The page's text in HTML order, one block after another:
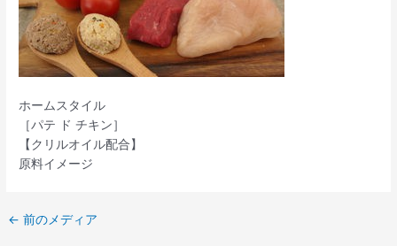
ホームスタイル
［パテ ド チキン］
【クリルオイル配合】
原料イメージ
← 前のメディア